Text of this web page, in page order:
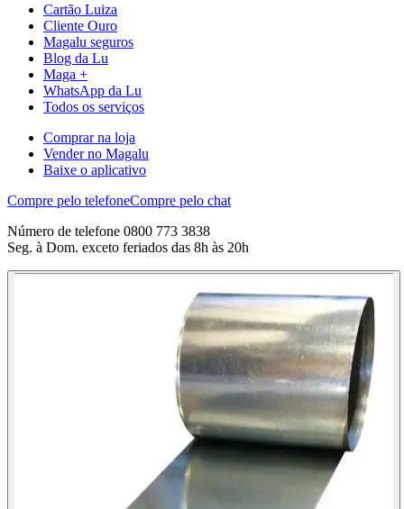
Cartão Luiza
Cliente Ouro
Magalu seguros
Blog da Lu
Maga +
WhatsApp da Lu
Todos os serviços
Comprar na loja
Vender no Magalu
Baixe o aplicativo
Compre pelo telefoneCompre pelo chat
Número de telefone 0800 773 3838
Seg. à Dom. exceto feriados das 8h às 20h